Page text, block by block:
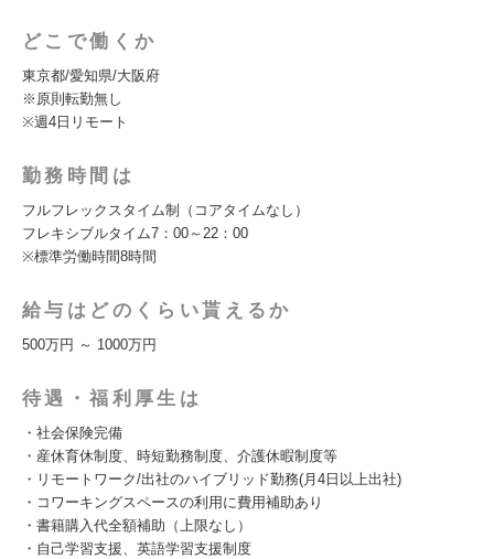
どこで働くか
東京都/愛知県/大阪府
※原則転勤無し
※週4日リモート
勤務時間は
フルフレックスタイム制（コアタイムなし）
フレキシブルタイム7：00～22：00
※標準労働時間8時間
給与はどのくらい貰えるか
500万円 ～ 1000万円
待遇・福利厚生は
・社会保険完備
・産休育休制度、時短勤務制度、介護休暇制度等
・リモートワーク/出社のハイブリッド勤務(月4日以上出社)
・コワーキングスペースの利用に費用補助あり
・書籍購入代全額補助（上限なし）
・自己学習支援、英語学習支援制度